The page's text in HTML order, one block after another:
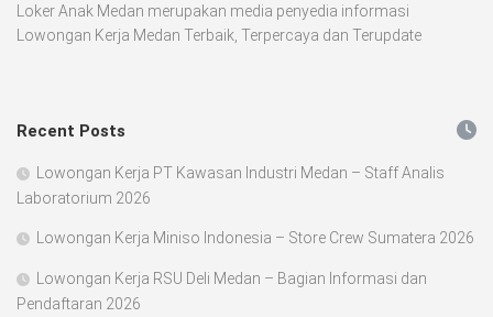
Loker Anak Medan merupakan media penyedia informasi
Lowongan Kerja Medan Terbaik, Terpercaya dan Terupdate
Recent Posts
Lowongan Kerja PT Kawasan Industri Medan – Staff Analis
Laboratorium 2026
Lowongan Kerja Miniso Indonesia – Store Crew Sumatera 2026
Lowongan Kerja RSU Deli Medan – Bagian Informasi dan
Pendaftaran 2026